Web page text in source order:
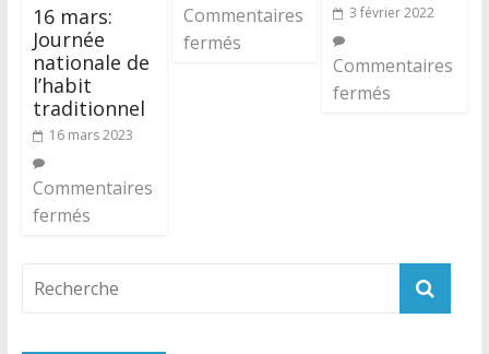
16 mars:
Journée
nationale de
l’habit
traditionnel
16 mars 2023
Commentaires
fermés
Commentaires
fermés
3 février 2022
Commentaires
fermés